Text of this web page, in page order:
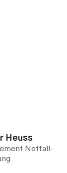
Heuss
Notfall-